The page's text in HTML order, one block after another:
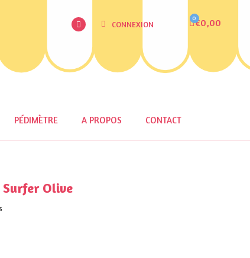
CONNEXION €0,00
PÉDIMÈTRE A PROPOS CONTACT
Surfer Olive